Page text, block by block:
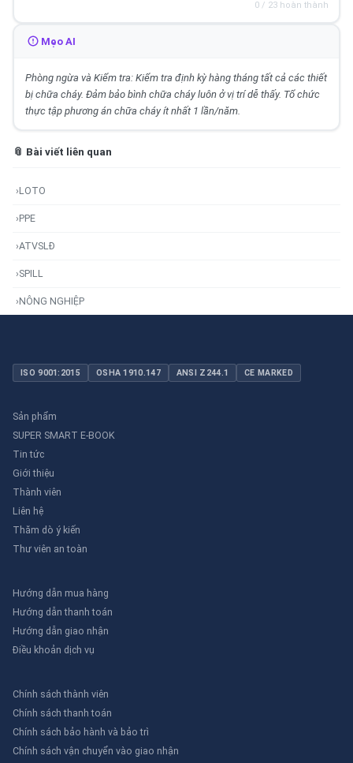
0 / 23 hoàn thành
Mẹo AI
Phòng ngừa và Kiểm tra: Kiểm tra định kỳ hàng tháng tất cả các thiết
bị chữa cháy. Đảm bảo bình chữa cháy luôn ở vị trí dễ thấy. Tổ chức
thực tập phương án chữa cháy ít nhất 1 lần/năm.
📎 Bài viết liên quan
›LOTO
›PPE
›ATVSLĐ
›SPILL
›NÔNG NGHIỆP
ISO 9001:2015 OSHA 1910.147 ANSI Z244.1 CE MARKED
Sản phẩm
SUPER SMART E-BOOK
Tin tức
Giới thiệu
Thành viên
Liên hệ
Thăm dò ý kiến
Thư viên an toàn
Hướng dẫn mua hàng
Hướng dẫn thanh toán
Hướng dẫn giao nhận
Điều khoản dịch vụ
Chính sách thành viên
Chính sách thanh toán
Chính sách bảo hành và bảo trì
Chính sách vận chuyển vào giao nhận